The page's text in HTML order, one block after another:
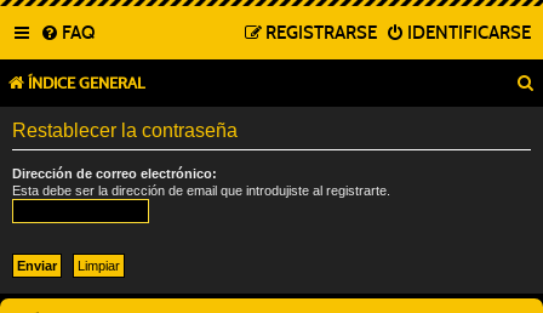
FAQ IDENTIFICARSE
REGISTRARSE
ÍNDICE GENERAL
Restablecer la contraseña
Dirección de correo electrónico:
Esta debe ser la dirección de email que introdujiste al registrarte.